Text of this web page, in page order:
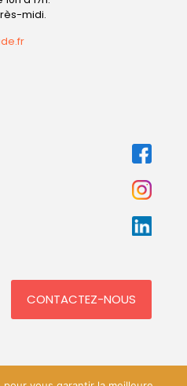
midi.
CONTACTEZ-NOUS